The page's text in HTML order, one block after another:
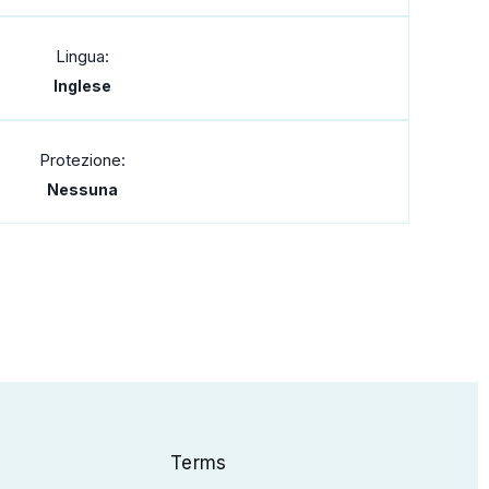
Lingua:
Inglese
Protezione:
Nessuna
Terms